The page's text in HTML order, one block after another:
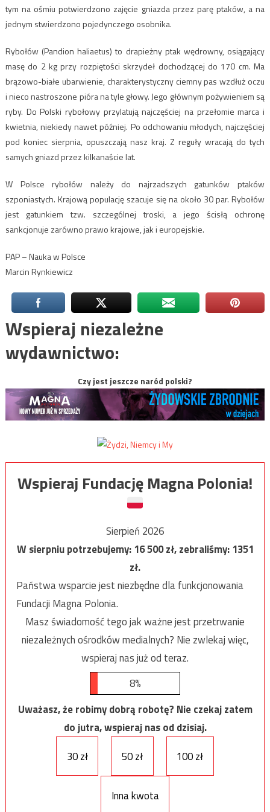
tym na ośmiu potwierdzono zajęcie gniazda przez parę ptaków, a na
jednym stwierdzono pojedynczego osobnika.
Rybołów (Pandion haliaetus) to drapieżny ptak wędrowny, osiągający
masę do 2 kg przy rozpiętości skrzydeł dochodzącej do 170 cm. Ma
brązowo-białe ubarwienie, charakterystyczny ciemny pas wzdłuż oczu
i nieco nastroszone pióra na tyle głowy. Jego głównym pożywieniem są
ryby. Do Polski rybołowy przylatują najczęściej na przełomie marca i
kwietnia, niekiedy nawet później. Po odchowaniu młodych, najczęściej
pod koniec sierpnia, opuszczają nasz kraj. Z reguły wracają do tych
samych gniazd przez kilkanaście lat.
W Polsce rybołów należy do najrzadszych gatunków ptaków
szponiastych. Krajową populację szacuje się na około 30 par. Rybołów
jest gatunkiem tzw. szczególnej troski, a jego ścisłą ochronę
sankcjonuje zarówno prawo krajowe, jak i europejskie.
PAP – Nauka w Polsce
Marcin Rynkiewicz
Wspieraj niezależne
wydawnictwo:
Czy jest jeszcze naród polski?
Wspieraj Fundację Magna Polonia!
Sierpień 2026
W sierpniu potrzebujemy:16 500zł, zebraliśmy:1351
zł.
Państwa wsparcie jest niezbędne dla funkcjonowania
Fundacji Magna Polonia.
Masz świadomość tego jak ważne jest przetrwanie
niezależnych ośrodków medialnych? Nie zwlekaj więc,
wspieraj nas już od teraz.
8%
Uważasz, że robimy dobrą robotę? Nie czekaj zatem
do jutra, wspieraj nas od dzisiaj.
30 zł
50 zł 100 zł
Inna kwota